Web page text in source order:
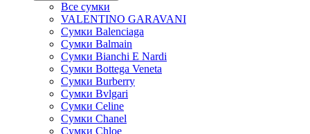
Все сумки
VALENTINO GARAVANI
Сумки Balenciaga
Сумки Balmain
Сумки Bianchi E Nardi
Сумки Bottega Veneta
Сумки Burberry
Сумки Bvlgari
Сумки Celine
Сумки Chanel
Сумки Chloe